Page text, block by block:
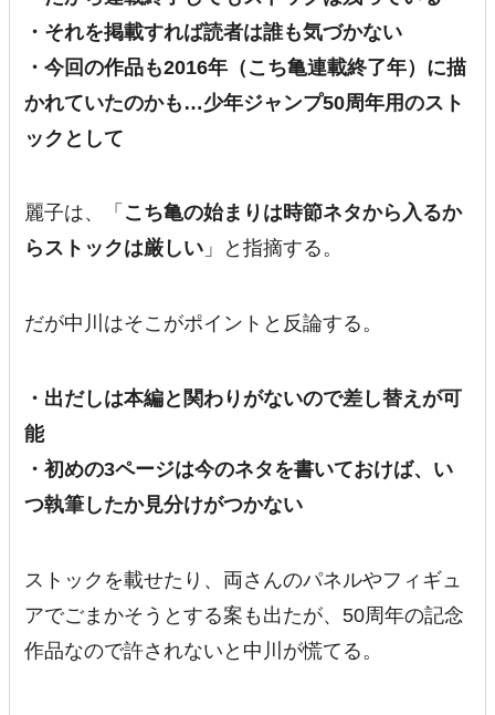
・それを掲載すれば読者は誰も気づかない
・今回の作品も2016年（こち亀連載終了年）に描
かれていたのかも…少年ジャンプ50周年用のスト
ックとして
麗子は、「 こち亀の始まりは時節ネタから入るか
らストックは厳しい 」と指摘する。
だが中川はそこがポイントと反論する。
・出だしは本編と関わりがないので差し替えが可
能
・初めの3ページは今のネタを書いておけば、い
つ執筆したか見分けがつかない
ストックを載せたり、両さんのパネルやフィギュ
アでごまかそうとする案も出たが、50周年の記念
作品なので許されないと中川が慌てる。